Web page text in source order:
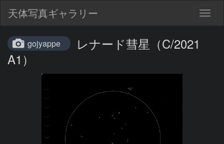
天体写真ギャラリー
gojyappe
レナード彗星（C/2021
A1）